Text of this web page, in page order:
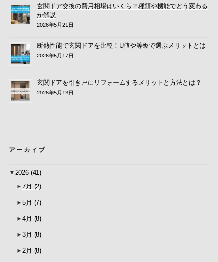
玄関ドア交換の費用相場はいくら？種類や機能でどう変わる
か解説
2026年5月21日
断熱性能で玄関ドアを比較！U値や等級で選ぶメリットとは
2026年5月17日
玄関ドアを引き戸にリフォームするメリットと方法とは？
2026年5月13日
アーカイブ
▼ 2026 (41)
► 7月 (2)
► 5月 (7)
► 4月 (8)
► 3月 (8)
► 2月 (8)